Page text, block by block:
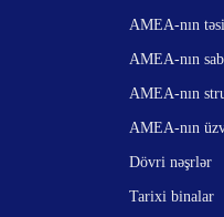
AMEA-nın
AMEA-nın
AMEA-nın
AMEA-nın
Dövri nəşrlər
Tarixi binalar